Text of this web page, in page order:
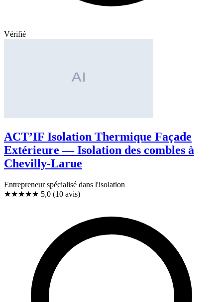
Vérifié
ACT’IF Isolation Thermique Façade
Extérieure — Isolation des combles à
Chevilly-Larue
Entrepreneur spécialisé dans l'isolation
★★★★★ 5,0 (10 avis)